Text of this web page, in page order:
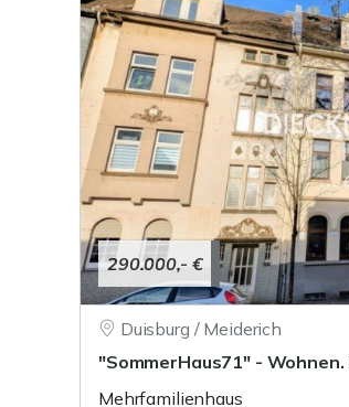
290.000,- €
Duisburg / Meiderich
"SommerHaus71" -
Mehrfamilienhaus